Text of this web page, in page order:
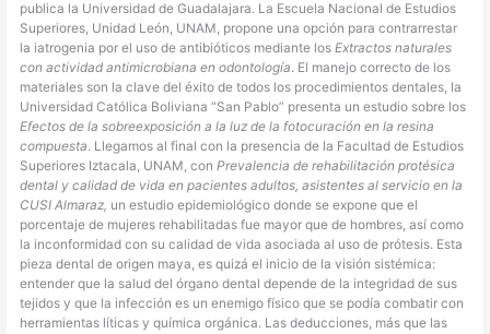
publica la Universidad de Guadalajara. La Escuela Nacional de Estudios
Superiores, Unidad León, UNAM, propone una opción para contrarrestar
la iatrogenia por el uso de antibióticos mediante losExtractos naturales
con actividad antimicrobiana en odontología. El manejo correcto de los
materiales son la clave del éxito de todos los procedimientos dentales, la
Universidad Católica Boliviana “San Pablo” presenta un estudio sobre los
Efectos de la sobreexposición a la luz de la fotocuración en la resina
compuesta. Llegamos al final con la presencia de la Facultad de Estudios
Superiores Iztacala, UNAM, conPrevalencia de rehabilitación protésica
dental y calidad de vida en pacientes adultos, asistentes al servicio en la
CUSI Almaraz, un estudio epidemiológico donde se expone que el
porcentaje de mujeres rehabilitadas fue mayor que de hombres, así como
la inconformidad con su calidad de vida asociada al uso de prótesis. Esta
pieza dental de origen maya, es quizá el inicio de la visión sistémica:
entender que la salud del órgano dental depende de la integridad de sus
tejidos y que la infección es un enemigo físico que se podía combatir con
herramientas líticas y química orgánica. Las deducciones, más que las